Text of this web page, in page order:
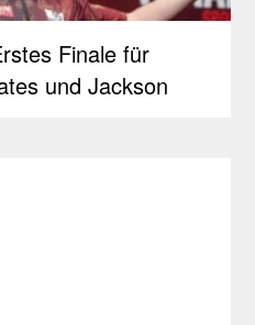
Finale für
und Jackson